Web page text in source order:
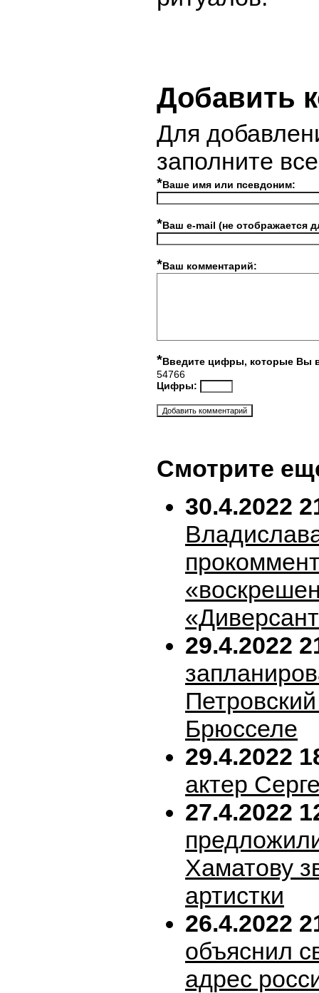
Добавить
Для
заполните
*Ваше имя или псевдоним:
*Ваш e-mail (не отображается
*Ваш комментарий:
*Введите цифры, которые Вы
54766
Цифры:
Смотрите
30.4.2022
29.4.2022
Брюсселе
29.4.2022
актер
27.4.2022
Хаматову
артистки
26.4.2022
объяснил
адрес